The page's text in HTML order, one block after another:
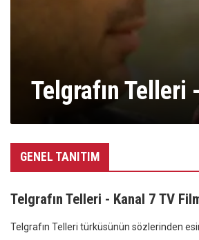
Telgrafın Telleri
GENEL TANITIM
Telgrafın Telleri - Kanal 7 TV
Telgrafın Telleri türküsünün sözlerinden